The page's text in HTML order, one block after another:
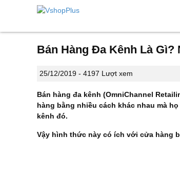
Bán Hàng Đa Kênh Là
25/12/2019 - 4197 Lượt xem
Bán hàng đa kênh (OmniChannel
hàng bằng nhiều cách khác nhau mà
kênh đó.
Vậy hình thức này có ích với cửa hàng